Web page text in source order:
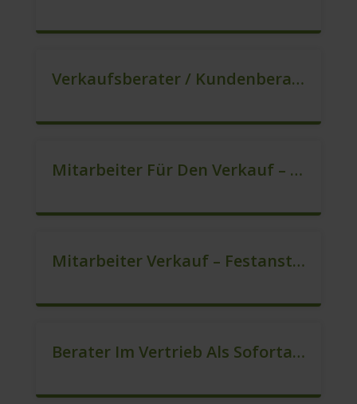
Verkaufsberater / Kundenberater (m/w/d)
Mitarbeiter Für Den Verkauf – Quereinstieg Möglich (m/w/d)
Mitarbeiter Verkauf – Festanstellung (m/w/d)
Berater Im Vertrieb Als Sofortanstellung (m/w/d)